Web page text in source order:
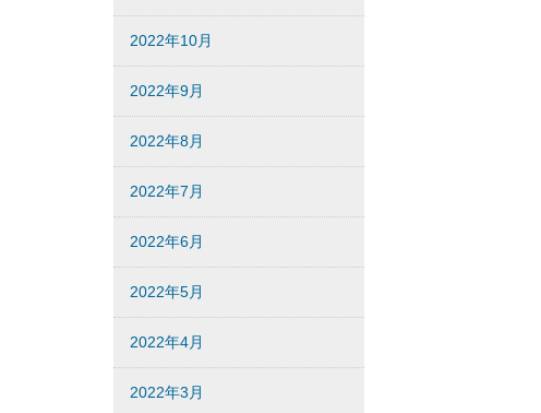
2022年10月
2022年9月
2022年8月
2022年7月
2022年6月
2022年5月
2022年4月
2022年3月